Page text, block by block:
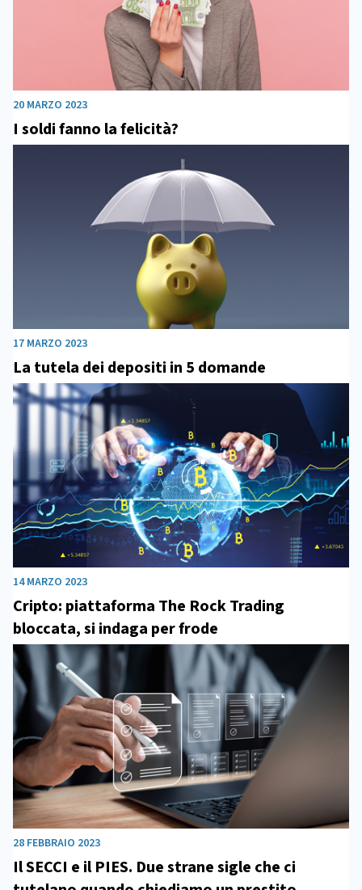
20 MARZO 2023
I soldi fanno la felicità?
17 MARZO 2023
La tutela dei depositi in 5 domande
14 MARZO 2023
Cripto: piattaforma The Rock Trading
bloccata, si indaga per frode
28 FEBBRAIO 2023
Il SECCI e il PIES. Due strane sigle che ci